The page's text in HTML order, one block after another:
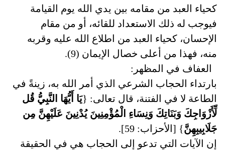
كحياء العبد من مقامه بين يدي الله يوم القيامة
فيوجب له ذلك الاستعداد للقائه، أو من مقام
الإحسان، كحياء العبد من اطلاع الله عليه وقربه
منه، فهذا من أعلى خصال الإيمان (9).
العفاف في المظهر:
بارتداء الحجاب الشرعي الذي أمر الله به، زينةً في
الطاعة لا في الفتنة، قال تعالى: {يَا أَيُّهَا النَّبِيُّ قُل
لِّأَزْوَاجِكَ وَبَنَاتِكَ وَنِسَاءِ الْمُؤْمِنِينَ يُدْنِينَ عَلَيْهِنَّ مِن
جَلَابِيبِهِنَّ} [الأحزاب: 59].
إن الآيات التي تدعو إلى الحجاب هي في الحقيقة